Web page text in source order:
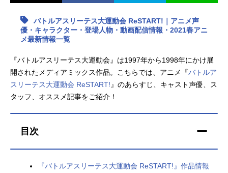
最新記事一覧
アニメ映画一覧 実写化映画一覧
今期アニメ曜日別一覧
春アニメ 夏アニメ
秋アニメ
バトルアスリーテス大運動会 ReSTART!｜アニメ声
優・キャラクター・登場人物・動画配信情報・2021春アニ
メ最新情報一覧
『バトルアスリーテス大運動会』は1997年から1998年にかけ展
開されたメディアミックス作品。こちらでは、アニメ『バトルア
スリーテス大運動会 ReSTART! 』のあらすじ、キャスト声優、ス
タッフ、オススメ記事をご紹介！
目次
『バトルアスリーテス大運動会 ReSTART!』作品情報